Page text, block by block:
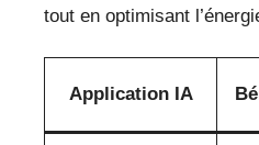
tout en optimisant
Application IA